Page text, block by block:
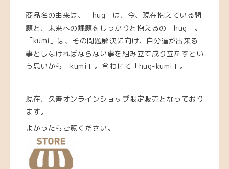
商品名の由来は、「hug」は、今、現在抱えている問
題と、未来への課題をしっかりと抱えるの「hug」。
「kumi」は、その問題解決に向け、自分達が出来る
事としなければならない事を組み立て成り立たすとい
う思いから「kumi」。合わせて「hug-kumi」。
現在、久善オンラインショップ限定販売となっており
ます。
よかったらご覧ください。